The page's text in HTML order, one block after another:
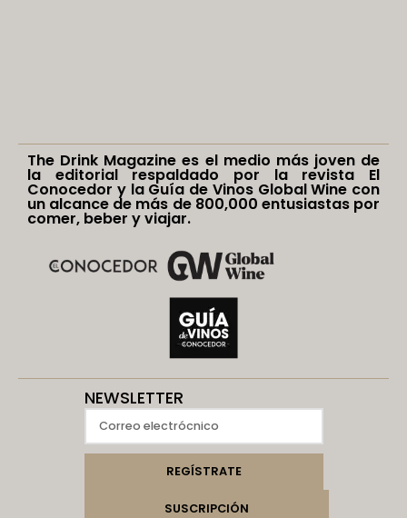
The Drink Magazine es el medio más joven de
la editorial respaldado por la revista El
Conocedor y la Guía de Vinos Global Wine con
un alcance de más de 800,000 entusiastas por
comer, beber y viajar.
NEWSLETTER
REGÍSTRATE
SUSCRIPCIÓN